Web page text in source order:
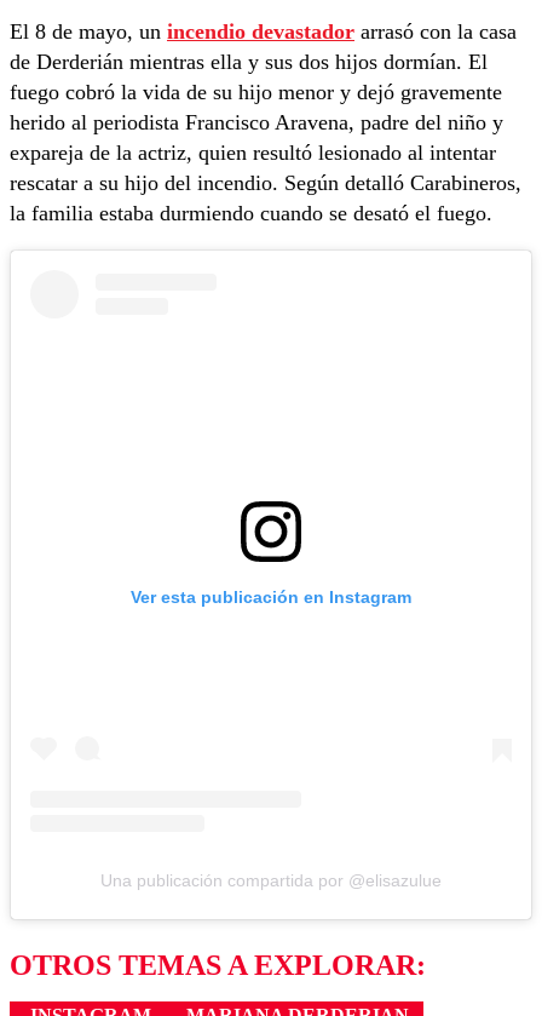
El 8 de mayo, un incendio devastador arrasó con la casa
de Derderián mientras ella y sus dos hijos dormían. El
fuego cobró la vida de su hijo menor y dejó gravemente
herido al periodista Francisco Aravena, padre del niño y
expareja de la actriz, quien resultó lesionado al intentar
rescatar a su hijo del incendio. Según detalló Carabineros,
la familia estaba durmiendo cuando se desató el fuego.
Ver esta publicación en Instagram
Una publicación compartida por @elisazulue
OTROS TEMAS A EXPLORAR: